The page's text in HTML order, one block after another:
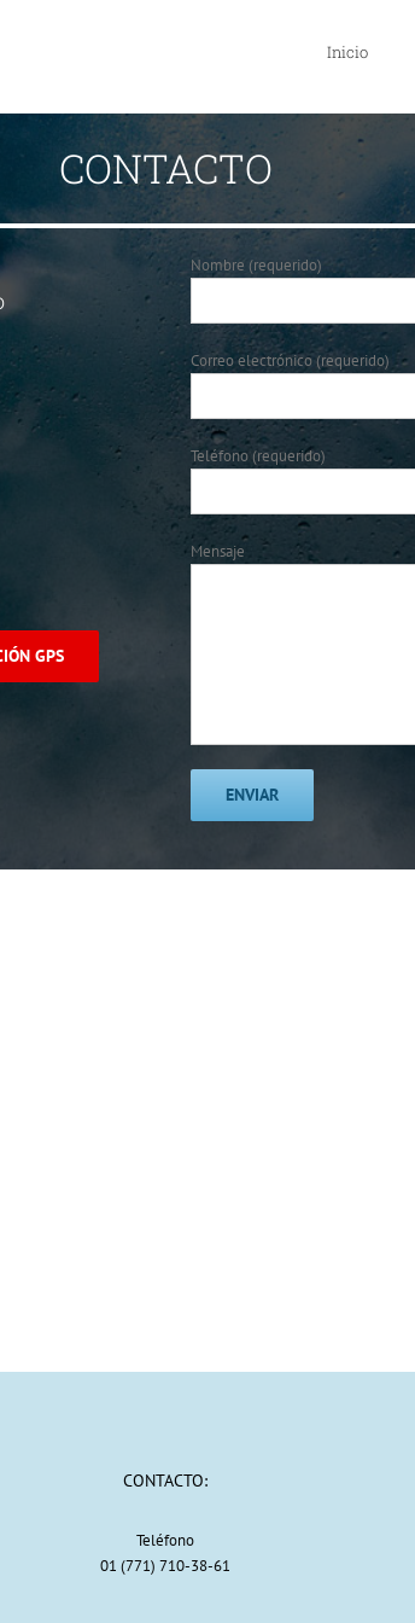
Inicio
CONTACTO
GPS
Nombre (requerido)
Correo electrónico (requerido)
Teléfono (requerido)
Mensaje
CONTACTO:
Teléfono
01 (771) 710-38-61